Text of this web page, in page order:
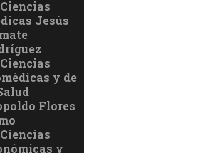
Jesús
y de
Flores
y